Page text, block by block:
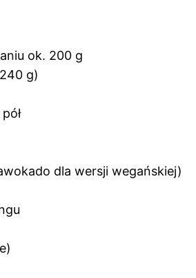
ok. 200 g
g)
dla wersji wegańskiej)